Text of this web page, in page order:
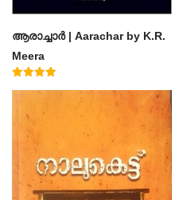
ആരാച്ചാര്‍ | Aarachar by K.R.
Meera